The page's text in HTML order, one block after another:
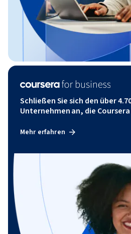
Schließen Sie sich den über
Unternehmen an, die
Mehr erfahren